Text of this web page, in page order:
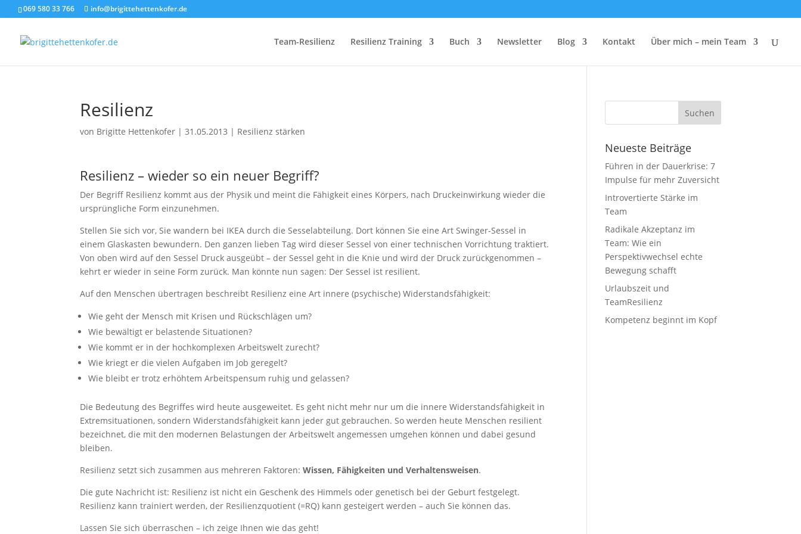
069 580 33 766 info@brigittehettenkofer.de
Team-Resilienz Resilienz Training Buch Newsletter Blog Kontakt Über mich – mein Team
Resilienz
von Brigitte Hettenkofer |31.05.2013 | Resilienz stärken
Resilienz – wieder so ein neuer Begriff?
Der Begriff Resilienz kommt aus der Physik und meint die Fähigkeit eines Körpers, nach Druckeinwirkung wieder die
ursprüngliche Form einzunehmen.
Stellen Sie sich vor, Sie wandern bei IKEA durch die Sesselabteilung. Dort können Sie eine Art Swinger-Sessel in
einem Glaskasten bewundern. Den ganzen lieben Tag wird dieser Sessel von einer technischen Vorrichtung traktiert.
Von oben wird auf den Sessel Druck ausgeübt – der Sessel geht in die Knie und wird der Druck zurückgenommen –
kehrt er wieder in seine Form zurück. Man könnte nun sagen: Der Sessel ist resilient.
Auf den Menschen übertragen beschreibt Resilienz eine Art innere (psychische) Widerstandsfähigkeit:
Wie geht der Mensch mit Krisen und Rückschlägen um?
Wie bewältigt er belastende Situationen?
Wie kommt er in der hochkomplexen Arbeitswelt zurecht?
Wie kriegt er die vielen Aufgaben im Job geregelt?
Wie bleibt er trotz erhöhtem Arbeitspensum ruhig und gelassen?
Die Bedeutung des Begriffes wird heute ausgeweitet. Es geht nicht mehr nur um die innere Widerstandsfähigkeit in
Extremsituationen, sondern Widerstandsfähigkeit kann jeder gut gebrauchen. So werden heute Menschen resilient
bezeichnet, die mit den modernen Belastungen der Arbeitswelt angemessen umgehen können und dabei gesund
bleiben.
Resilienz setzt sich zusammen aus mehreren Faktoren:Wissen, Fähigkeiten und Verhaltensweisen.
Die gute Nachricht ist: Resilienz ist nicht ein Geschenk des Himmels oder genetisch bei der Geburt festgelegt.
Resilienz kann trainiert werden, der Resilienzquotient (=RQ) kann gesteigert werden – auch Sie können das.
Lassen Sie sich überraschen – ich zeige Ihnen wie das geht!
Neueste Beiträge
Führen in der Dauerkrise: 7
Impulse für mehr Zuversicht
Introvertierte Stärke im
Team
Radikale Akzeptanz im
Team: Wie ein
Perspektivwechsel echte
Bewegung schafft
Urlaubszeit und
TeamResilienz
Kompetenz beginnt im Kopf